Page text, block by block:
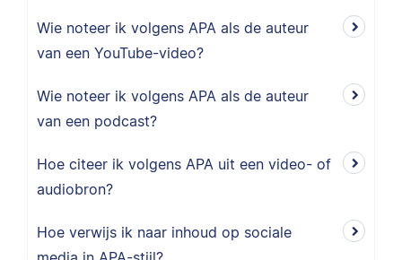
Wie noteer ik volgens APA als de auteur
van een YouTube-video?
Wie noteer ik volgens APA als de auteur
van een podcast?
Hoe citeer ik volgens APA uit een video- of
audiobron?
Hoe verwijs ik naar inhoud op sociale